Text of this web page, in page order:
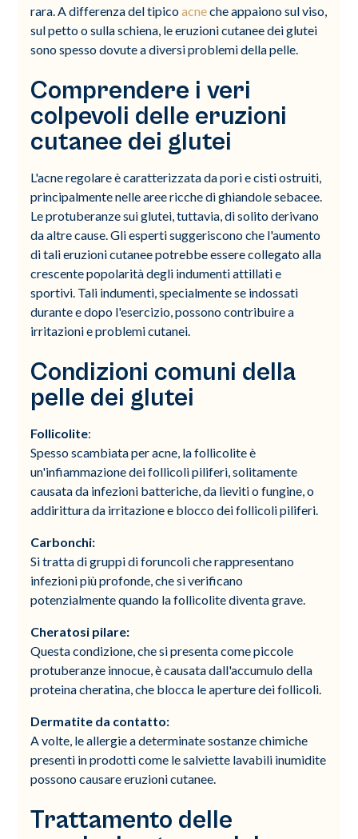
rara. A differenza del tipicoacneche appaiono sul viso,
sul petto o sulla schiena, le eruzioni cutanee dei glutei
sono spesso dovute a diversi problemi della pelle.
Comprendere i veri
colpevoli delle eruzioni
cutanee dei glutei
L'acne regolare è caratterizzata da pori e cisti ostruiti,
principalmente nelle aree ricche di ghiandole sebacee.
Le protuberanze sui glutei, tuttavia, di solito derivano
da altre cause. Gli esperti suggeriscono che l'aumento
di tali eruzioni cutanee potrebbe essere collegato alla
crescente popolarità degli indumenti attillati e
sportivi. Tali indumenti, specialmente se indossati
durante e dopo l'esercizio, possono contribuire a
irritazioni e problemi cutanei.
Condizioni comuni della
pelle dei glutei
Follicolite:
Spesso scambiata per acne, la follicolite è
un'infiammazione dei follicoli piliferi, solitamente
causata da infezioni batteriche, da lieviti o fungine, o
addirittura da irritazione e blocco dei follicoli piliferi.
Carbonchi:
Si tratta di gruppi di foruncoli che rappresentano
infezioni più profonde, che si verificano
potenzialmente quando la follicolite diventa grave.
Cheratosi pilare:
Questa condizione, che si presenta come piccole
protuberanze innocue, è causata dall'accumulo della
proteina cheratina, che blocca le aperture dei follicoli.
Dermatite da contatto:
A volte, le allergie a determinate sostanze chimiche
presenti in prodotti come le salviette lavabili inumidite
possono causare eruzioni cutanee.
Trattamento delle